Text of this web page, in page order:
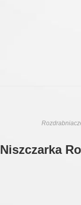
Niszczarka